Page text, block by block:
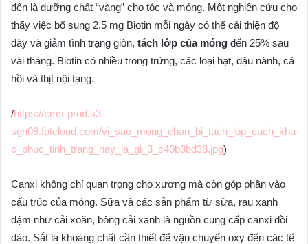
đến là dưỡng chất “vàng” cho tóc và móng. Một nghiên cứu cho
thấy việc bổ sung 2.5 mg Biotin mỗi ngày có thể cải thiện độ
dày và giảm tình trạng giòn, tách lớp của móng đến 25% sau
vài tháng. Biotin có nhiều trong trứng, các loại hạt, đậu nành, cá
hồi và thịt nội tạng.
/https://cms-prod.s3-
sgn09.fptcloud.com/vi_sao_mong_chan_bi_tach_lop_cach_kha
c_phuc_tinh_trang_nay_la_gi_3_c40b3bd38.jpg)
Canxi không chỉ quan trọng cho xương mà còn góp phần vào
cấu trúc của móng. Sữa và các sản phẩm từ sữa, rau xanh
đậm như cải xoăn, bông cải xanh là nguồn cung cấp canxi dồi
dào. Sắt là khoáng chất cần thiết để vận chuyển oxy đến các tế